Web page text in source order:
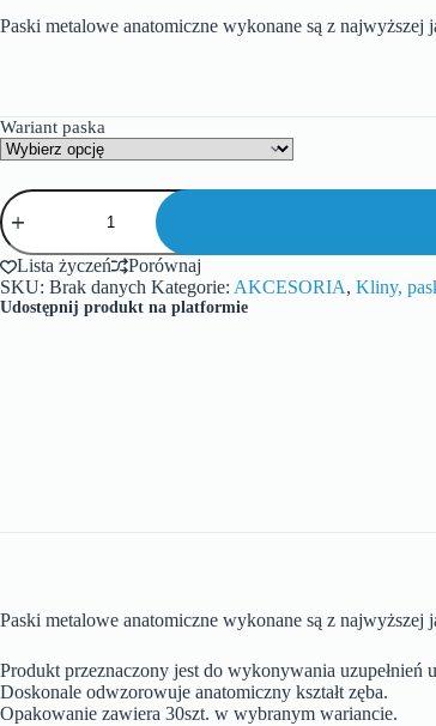
Paski metalowe anatomiczne wykonane są z najwyższej
Wariant paska
Lista życzeń
Porównaj
SKU: Brak danych Kategorie: AKCESORIA, Kliny,
Udostępnij produkt na platformie
Paski metalowe anatomiczne wykonane są z najwyższej
Produkt przeznaczony jest do wykonywania uzupełnień
Doskonale odwzorowuje anatomiczny kształt zęba.
Opakowanie zawiera 30szt. w wybranym wariancie.